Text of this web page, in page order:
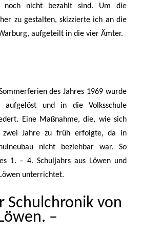
noch nicht bezahlt sind. Um die
zu gestalten, skizzierte ich an die
aufgeteilt in die vier Ämter.
des Jahres 1969 wurde
aufgelöst und in die Volksschule
Eine Maßnahme, die, wie sich
zwei Jahre zu früh erfolgte, da in
nicht beziehbar war. So
1. – 4. Schuljahrs aus Löwen und
unterrichtet.
Schulchronik von
–